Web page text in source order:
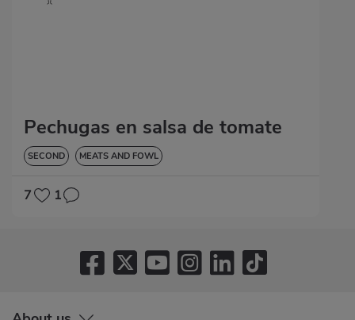
Pechugas en salsa de tomate
SECOND MEATS AND FOWL
7 1